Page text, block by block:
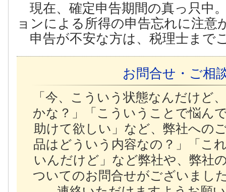
現在、確定申告期間の真っ只中
ョンによる所得の申告忘れに注意
申告が不安な方は、税理士まで
お問合せ・ご相
「今、こういう状態なんだけど
かな？」「こういうことで悩ん
助けて欲しい」など、弊社への
品はどういう内容なの？」「こ
いんだけど」など弊社や、弊社
ついてのお問合せがございまし